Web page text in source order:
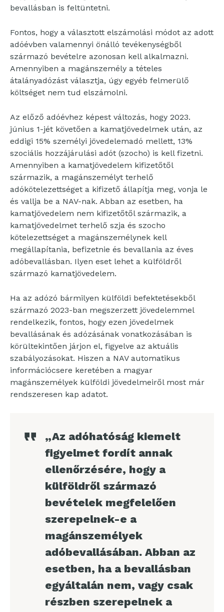
bevallásban is feltüntetni.
Fontos, hogy a választott elszámolási módot az adott
adóévben valamennyi önálló tevékenységből
származó bevételre azonosan kell alkalmazni.
Amennyiben a magánszemély a tételes
átalányadózást választja, úgy egyéb felmerülő
költséget nem tud elszámolni.
Az előző adóévhez képest változás, hogy 2023.
június 1-jét követően a kamatjövedelmek után, az
eddigi 15% személyi jövedelemadó mellett, 13%
szociális hozzájárulási adót (szocho) is kell fizetni.
Amennyiben a kamatjövedelem kifizetőtől
származik, a magánszemélyt terhelő
adókötelezettséget a kifizető állapítja meg, vonja le
és vallja be a NAV-nak. Abban az esetben, ha
kamatjövedelem nem kifizetőtől származik, a
kamatjövedelmet terhelő szja és szocho
kötelezettséget a magánszemélynek kell
megállapítania, befizetnie és bevallania az éves
adóbevallásban. Ilyen eset lehet a külföldről
származó kamatjövedelem.
Ha az adózó bármilyen külföldi befektetésekből
származó 2023-ban megszerzett jövedelemmel
rendelkezik, fontos, hogy ezen jövedelmek
bevallásának és adózásának vonatkozásában is
körültekintően járjon el, figyelve az aktuális
szabályozásokat. Hiszen a NAV automatikus
információcsere keretében a magyar
magánszemélyek külföldi jövedelmeiről most már
rendszeresen kap adatot.
„Az adóhatóság kiemelt
figyelmet fordít annak
ellenőrzésére, hogy a
külföldről származó
bevételek megfelelően
szerepelnek-e a
magánszemélyek
adóbevallásában. Abban az
esetben, ha a bevallásban
egyáltalán nem, vagy csak
részben szerepelnek a